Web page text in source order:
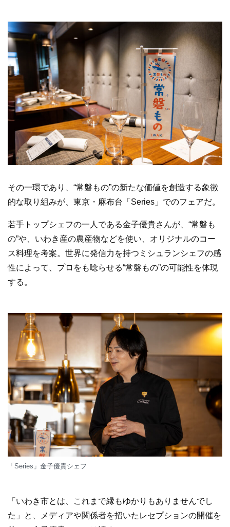
その一環であり、“常磐もの”の新たな価値を創造する象徴
的な取り組みが、東京・麻布台「Series」でのフェアだ。
若手トップシェフの一人である金子優貴さんが、“常磐も
の”や、いわき産の農産物などを使い、オリジナルのコー
ス料理を考案。世界に発信力を持つミシュランシェフの感
性によって、プロをも唸らせる“常磐もの”の可能性を体現
する。
「Series」金子優貴シェフ
「いわき市とは、これまで縁もゆかりもありませんでし
た」と、メディアや関係者を招いたレセプションの開催を